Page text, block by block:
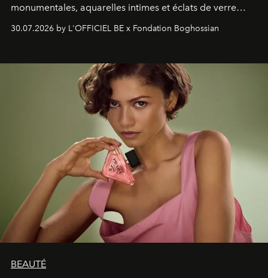
monumentales, aquarelles intimes et éclats de verre
soufflé, l’artiste français compose un itinéraire
émotionnel où chaque œuvre devient le souvenir
émerveillement.
30.07.2026 by L'OFFICIEL BE x Fondation Boghossian
BEAUTÉ